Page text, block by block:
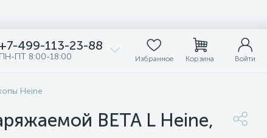
+7-499-113-23-88
ПН-ПТ 8:00-18:00 Избранное Корзина Войти
Heine
BETA L Heine,